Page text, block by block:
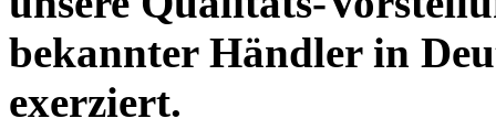
bekannter Händler in
exerziert.